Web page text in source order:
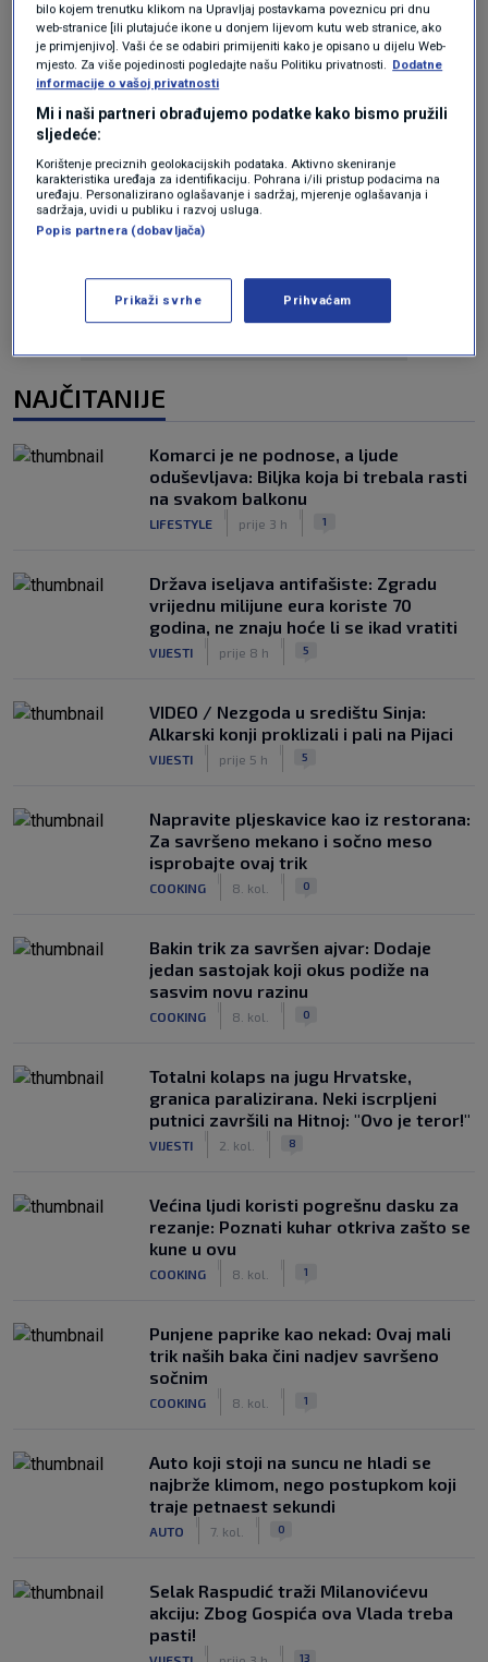
Oglas
NAJČITANIJE
Komarci je ne podnose, a ljude
oduševljava: Biljka koja bi trebala rasti
na svakom balkonu
LIFESTYLE prije 3 h 1
Država iseljava antifašiste: Zgradu
vrijednu milijune eura koriste 70
godina, ne znaju hoće li se ikad vratiti
VIJESTI prije 8 h 5
VIDEO / Nezgoda u središtu Sinja:
Alkarski konji proklizali i pali na Pijaci
VIJESTI prije 5 h 5
Napravite pljeskavice kao iz restorana:
Za savršeno mekano i sočno meso
isprobajte ovaj trik
COOKING 8. kol. 0
Bakin trik za savršen ajvar: Dodaje
jedan sastojak koji okus podiže na
sasvim novu razinu
COOKING 8. kol. 0
Totalni kolaps na jugu Hrvatske,
granica paralizirana. Neki iscrpljeni
putnici završili na Hitnoj: "Ovo je teror!"
VIJESTI 2. kol. 8
Većina ljudi koristi pogrešnu dasku za
rezanje: Poznati kuhar otkriva zašto se
kune u ovu
COOKING 8. kol. 1
Punjene paprike kao nekad: Ovaj mali
trik naših baka čini nadjev savršeno
sočnim
COOKING 8. kol. 1
Auto koji stoji na suncu ne hladi se
najbrže klimom, nego postupkom koji
traje petnaest sekundi
AUTO 7. kol. 0
Selak Raspudić traži Milanovićevu
akciju: Zbog Gospića ova Vlada treba
pasti!
13
bilo kojem trenutku klikom na Upravljaj postavkama poveznicu pri dnu
web-stranice [ili plutajuće ikone u donjem lijevom kutu web stranice, ako
je primjenjivo]. Vaši će se odabiri primijeniti kako je opisano u dijelu Web-
mjesto. Za više pojedinosti pogledajte našu Politiku privatnosti. Dodatne
informacije o vašoj privatnosti
Mi i naši partneri obrađujemo podatke kako bismo pružili
sljedeće:
Korištenje preciznih geolokacijskih podataka. Aktivno skeniranje
karakteristika uređaja za identifikaciju. Pohrana i/ili pristup podacima na
uređaju. Personalizirano oglašavanje i sadržaj, mjerenje oglašavanja i
sadržaja, uvidi u publiku i razvoj usluga.
Popis partnera (dobavljača)
Prikaži svrhe Prihvaćam